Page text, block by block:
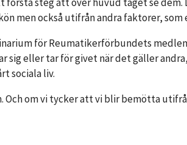
men också utifrån andra faktorer,
för Reumatikerförbundets
sig eller tar för givet när det gäller
sociala liv.
Och om vi tycker att vi blir bemötta